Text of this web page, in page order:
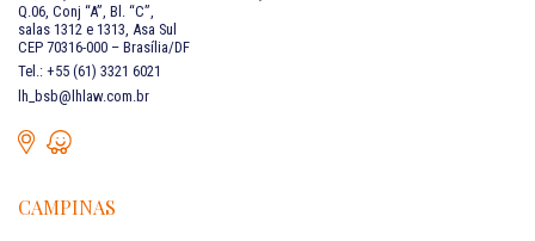
Q.06, Conj “A”, Bl. “C”,
salas 1312 e 1313, Asa Sul
CEP 70316-000 – Brasília/DF
Tel.: +55 (61) 3321 6021
lh_bsb@lhlaw.com.br
CAMPINAS